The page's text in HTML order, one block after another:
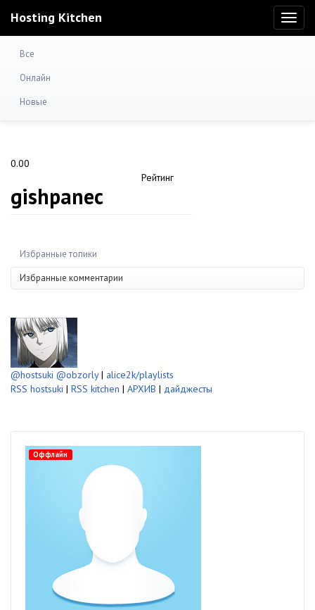
Hosting Kitchen
Все
Онлайн
Новые
0.00
Рейтинг
gishpanec
Избранные топики
Избранные комментарии
@hostsuki @obzorly| alice2k/playlists
RSS hostsuki | RSS kitchen | АРХИВ | дайджесты
Оффлайн